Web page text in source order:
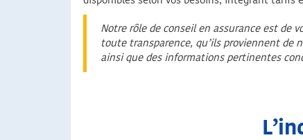
Notre rôle de conseil en assurance est de
toute transparence, qu’ils proviennent de
ainsi que des informations pertinentes